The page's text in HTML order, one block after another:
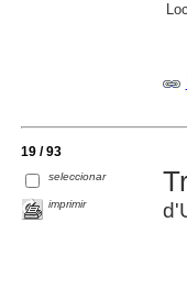
19 / 93
seleccionar
imprimir